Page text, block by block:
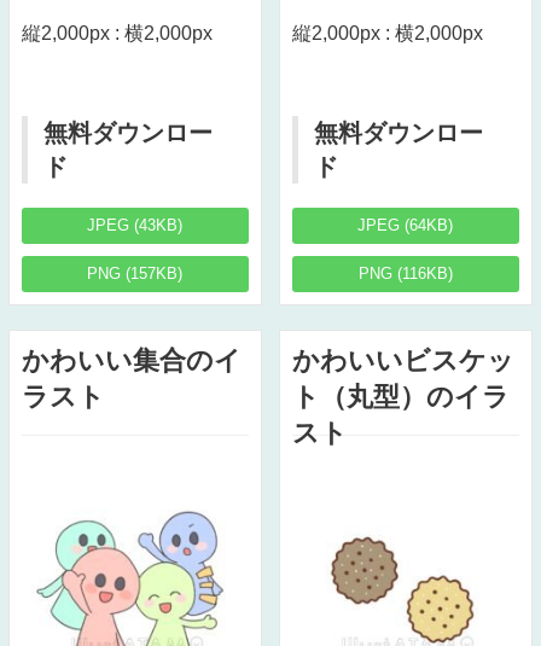
縦2,000px : 横2,000px
無料ダウンロー
ド
JPEG (43KB)
PNG (157KB)
縦2,000px : 横2,000px
無料ダウンロー
ド
JPEG (64KB)
PNG (116KB)
かわいい集合のイ
ラスト
かわいいビスケッ
ト（丸型）のイラ
スト